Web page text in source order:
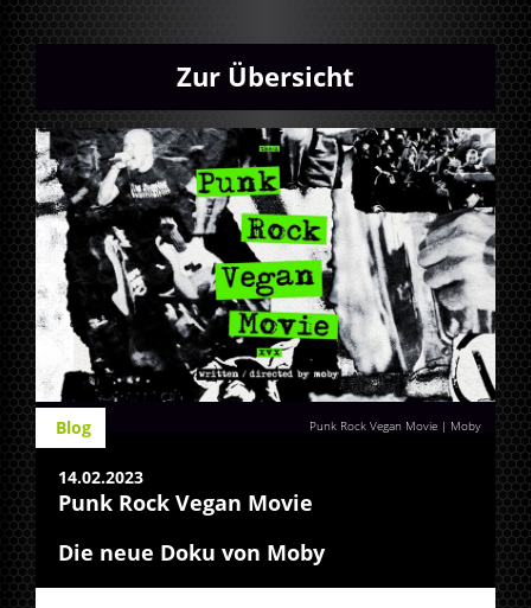
Zur Übersicht
Punk Rock Vegan Movie | Moby
Blog
14.02.2023
Punk Rock Vegan Movie
Die neue Doku von Moby